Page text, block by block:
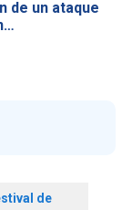
de un ataque
de